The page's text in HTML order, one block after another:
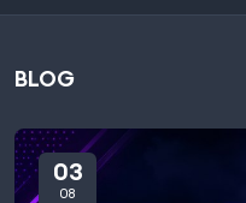
BLOG
03
08